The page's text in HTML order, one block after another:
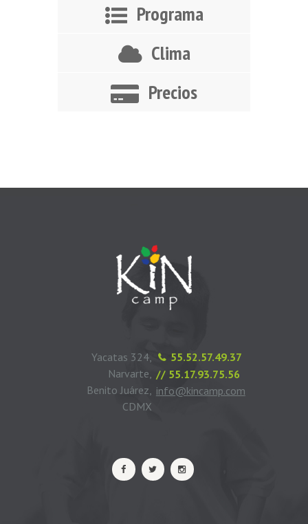
Programa
Clima
Precios
55.52.57.49.37
// 55.17.93.75.56
info@kincamp.com
Yacatas 324,
Narvarte,
Benito Juárez,
CDMX